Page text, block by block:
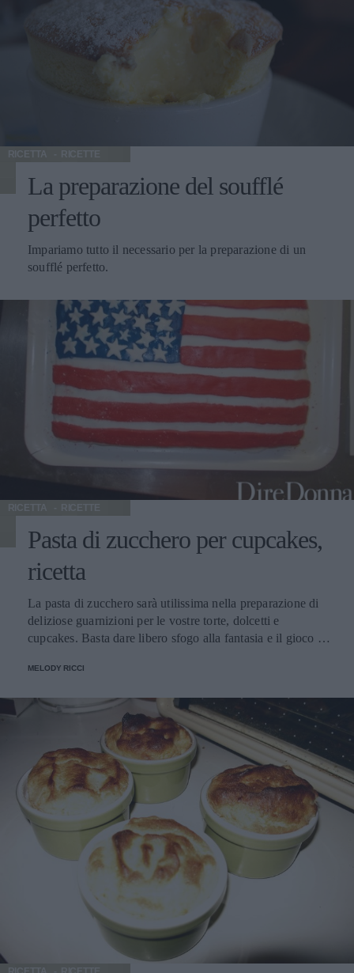
RICETTA
La preparazione del soufflé
perfetto
Impariamo tutto il necessario per la preparazione di un
soufflé perfetto.
RICETTA
Pasta di zucchero per cupcakes,
ricetta
La pasta di zucchero sarà utilissima nella preparazione di
deliziose guarnizioni per le vostre torte, dolcetti e
cupcakes. Basta dare libero sfogo alla fantasia e il gioco è
MELODY RICCI